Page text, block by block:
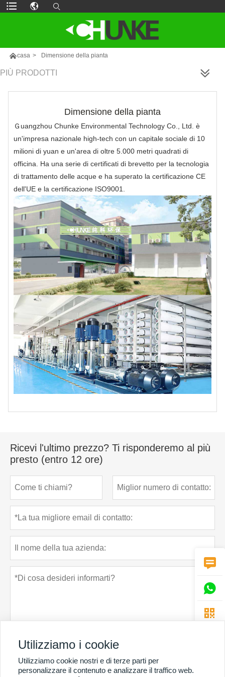
casa > Dimensione della pianta
PIÙ PRODOTTI
Dimensione della pianta
Ｇuangzhou Chunke Environmental Technology Co., Ltd. è
un'impresa nazionale high-tech con un capitale sociale di 10
milioni di yuan e un'area di oltre 5.000 metri quadrati di
officina. Ha una serie di certificati di brevetto per la tecnologia
di trattamento delle acque e ha superato la certificazione CE
dell'UE e la certificazione ISO9001.
Ricevi l'ultimo prezzo? Ti risponderemo al più
presto (entro 12 ore)
presentare Politica sulla riservatezza



Utilizziamo i cookie
Utilizziamo cookie nostri e di terze parti per
personalizzare il contenuto e analizzare il traffico web.